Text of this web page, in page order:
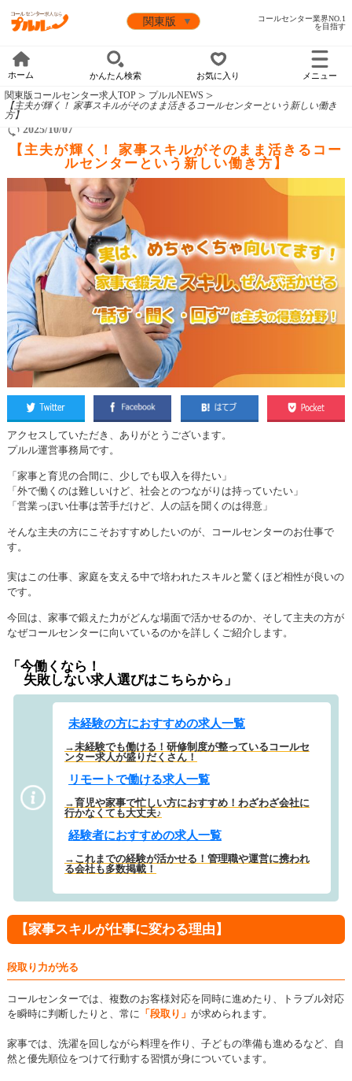
コールセンター業界NO.1
を目指す
ホーム かんたん検索 お気に入り メニュー
関東版コールセンター求人TOP
プルルNEWS
【主夫が輝く！ 家事スキルがそのまま活きるコールセンターという新しい働き
方】
2025/10/07
【主夫が輝く！ 家事スキルがそのまま活きるコー
ルセンターという新しい働き方】
アクセスしていただき、ありがとうございます。
プルル運営事務局です。
「家事と育児の合間に、少しでも収入を得たい」
「外で働くのは難しいけど、社会とのつながりは持っていたい」
「営業っぽい仕事は苦手だけど、人の話を聞くのは得意」
そんな主夫の方にこそおすすめしたいのが、コールセンターのお仕事で
す。
実はこの仕事、家庭を支える中で培われたスキルと驚くほど相性が良いの
です。
今回は、家事で鍛えた力がどんな場面で活かせるのか、そして主夫の方が
なぜコールセンターに向いているのかを詳しくご紹介します。
「今働くなら！
失敗しない求人選びはこちらから」
未経験の方におすすめの求人一覧
→未経験でも働ける！研修制度が整っているコールセ
ンター求人が盛りだくさん！
リモートで働ける求人一覧
→育児や家事で忙しい方におすすめ！わざわざ会社に
行かなくても大丈夫♪
経験者におすすめの求人一覧
→これまでの経験が活かせる！管理職や運営に携われ
る会社も多数掲載！
【家事スキルが仕事に変わる理由】
段取り力が光る
コールセンターでは、複数のお客様対応を同時に進めたり、トラブル対応
を瞬時に判断したりと、常に 「段取り」 が求められます。
家事では、洗濯を回しながら料理を作り、子どもの準備も進めるなど、自
然と優先順位をつけて行動する習慣が身についています。